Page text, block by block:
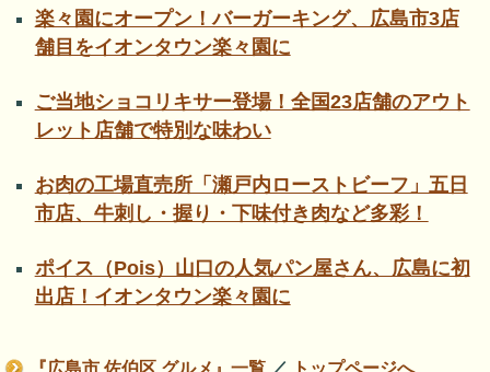
楽々園にオープン！バーガーキング、広島市3店
舗目をイオンタウン楽々園に
ご当地ショコリキサー登場！全国23店舗のアウト
レット店舗で特別な味わい
お肉の工場直売所「瀬戸内ローストビーフ」五日
市店、牛刺し・握り・下味付き肉など多彩！
ポイス（Pois）山口の人気パン屋さん、広島に初
出店！イオンタウン楽々園に
『広島市 佐伯区 グルメ』一覧 ／ トップページへ